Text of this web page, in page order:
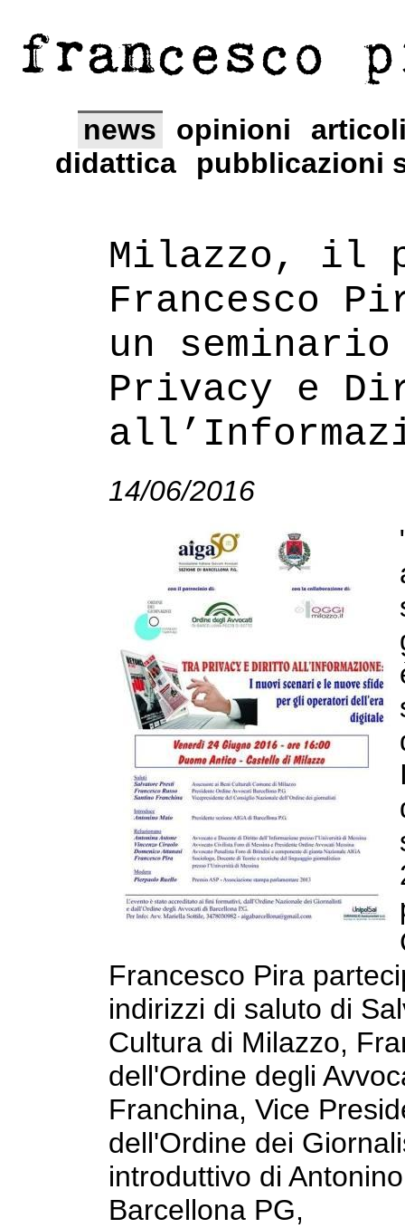
francesco
news opinioni
didattica
pubblicazioni
Milazzo, il
Francesco
un seminario
Privacy e
14/06/2016
Francesco Pira
indirizzi di saluto di
Cultura di Milazzo,
dell'Ordine degli
Franchina, Vice
dell'Ordine dei
introduttivo di
Barcellona PG,